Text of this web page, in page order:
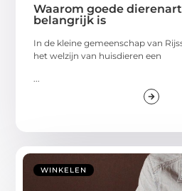
Waarom goede
belangrijk is
In de kleine gemeenschap van
het welzijn van huisdieren een
...
WINKELEN